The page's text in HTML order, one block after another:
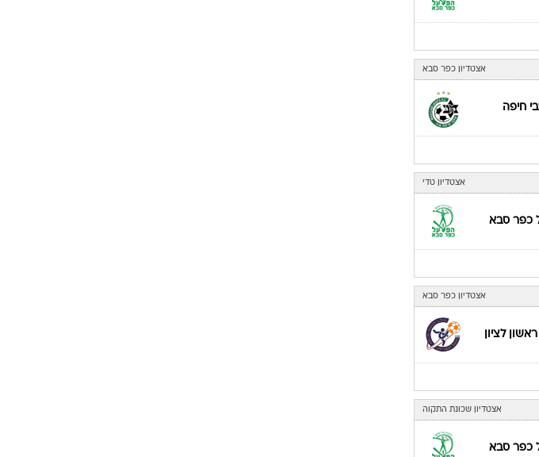
אצטדיון כפר סבא
חיפה
אצטדיון טדי
כפר סבא
אצטדיון כפר סבא
לציון
אצטדיון שכונת התקוה
כפר סבא